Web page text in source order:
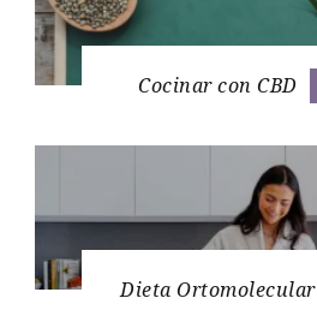
Cocinar con CBD
Dieta Ortomolecular